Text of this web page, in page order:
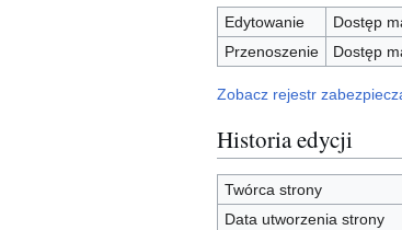
Edytowanie
Dostęp
Przenoszenie
Dostęp
Zobacz rejestr
Historia edycji
Twórca strony
Data utworzenia strony